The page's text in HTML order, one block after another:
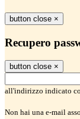
button close ×
Recupero
button close ×
all'indirizzo indicato
Non hai una e-mail